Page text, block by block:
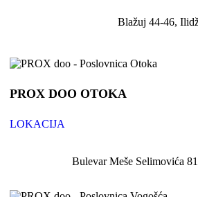
Blažuj 44-46,
PROX DOO OTOKA
LOKACIJA
Bulevar Meše Selimovića